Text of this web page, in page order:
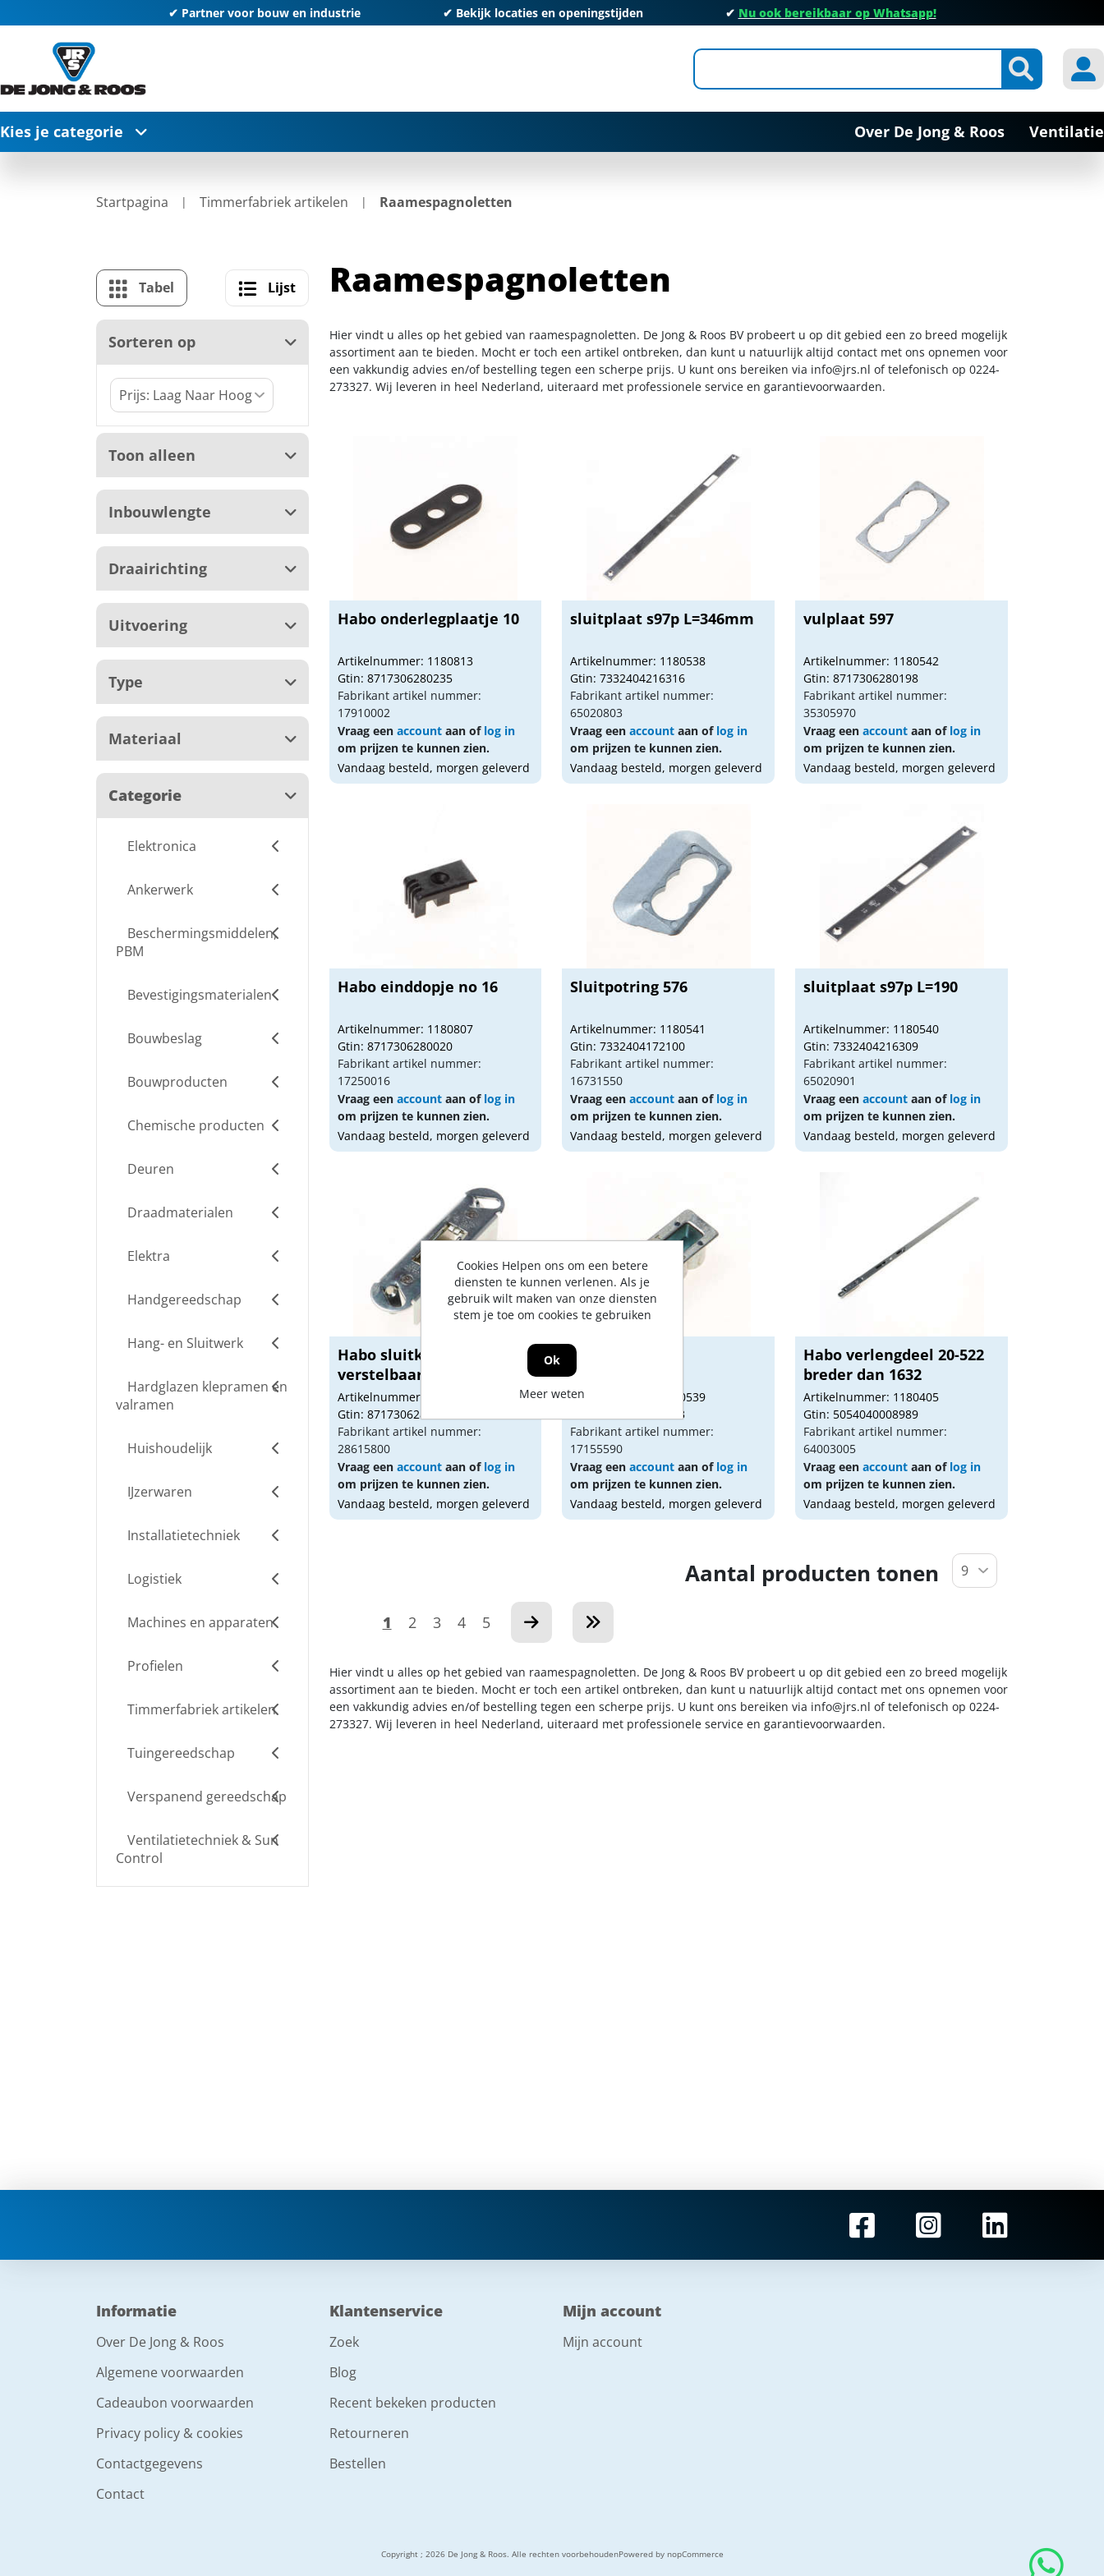
✔ Partner voor bouw en industrie ✔ Bekijk locaties en openingstijden ✔ Nu ook bereikbaar op Whatsapp!
Kies je categorie Over De Jong & Roos Ventilatie
Startpagina Timmerfabriek artikelen Raamespagnoletten
Tabel Lijst
Sorteren op
Toon alleen
Inbouwlengte
Draairichting
Uitvoering
Type
Materiaal
Categorie
Elektronica
Ankerwerk
Beschermingsmiddelen,
PBM
Bevestigingsmaterialen
Bouwbeslag
Bouwproducten
Chemische producten
Deuren
Draadmaterialen
Elektra
Handgereedschap
Hang- en Sluitwerk
Hardglazen klepramen en
valramen
Huishoudelijk
IJzerwaren
Installatietechniek
Logistiek
Machines en apparaten
Profielen
Timmerfabriek artikelen
Tuingereedschap
Verspanend gereedschap
Ventilatietechniek & Sun
Control
Raamespagnoletten
Hier vindt u alles op het gebied van raamespagnoletten. De Jong & Roos BV probeert u op dit gebied een zo breed mogelijk
assortiment aan te bieden. Mocht er toch een artikel ontbreken, dan kunt u natuurlijk altijd contact met ons opnemen voor
een vakkundig advies en/of bestelling tegen een scherpe prijs. U kunt ons bereiken via info@jrs.nl of telefonisch op 0224-
273327. Wij leveren in heel Nederland, uiteraard met professionele service en garantievoorwaarden.
Habo onderlegplaatje 10
Artikelnummer: 1180813
Gtin: 8717306280235
Fabrikant artikel nummer:
17910002
Vraag een accountaan of log in
om prijzen te kunnen zien.
Vandaag besteld, morgen geleverd
sluitplaat s97p L=346mm
Artikelnummer: 1180538
Gtin: 7332404216316
Fabrikant artikel nummer:
65020803
Vraag eenaccount aan of log in
om prijzen te kunnen zien.
Vandaag besteld, morgen geleverd
vulplaat 597
Artikelnummer: 1180542
Gtin: 8717306280198
Fabrikant artikel nummer:
35305970
Vraag eenaccount aan of log in
om prijzen te kunnen zien.
Vandaag besteld, morgen geleverd
Habo einddopje no 16
Artikelnummer: 1180807
Gtin: 8717306280020
Fabrikant artikel nummer:
17250016
Vraag een accountaan of log in
om prijzen te kunnen zien.
Vandaag besteld, morgen geleverd
Sluitpotring 576
Artikelnummer: 1180541
Gtin: 7332404172100
Fabrikant artikel nummer:
16731550
Vraag eenaccount aan of log in
om prijzen te kunnen zien.
Vandaag besteld, morgen geleverd
sluitplaat s97p L=190
Artikelnummer: 1180540
Gtin: 7332404216309
Fabrikant artikel nummer:
65020901
Vraag eenaccount aan of log in
om prijzen te kunnen zien.
Vandaag besteld, morgen geleverd
Habo sluitkom s580
verstelbaar
Artikelnummer: 1180806
Gtin: 8717306280204
Fabrikant artikel nummer:
28615800
Vraag een accountaan of log in
om prijzen te kunnen zien.
Vandaag besteld, morgen geleverd
sluitpot 559
Artikelnummer: 1180539
Gtin: 7332404172063
Fabrikant artikel nummer:
17155590
Vraag eenaccount aan of log in
om prijzen te kunnen zien.
Vandaag besteld, morgen geleverd
Habo verlengdeel 20-522
breder dan 1632
Artikelnummer: 1180405
Gtin: 5054040008989
Fabrikant artikel nummer:
64003005
Vraag eenaccount aan of log in
om prijzen te kunnen zien.
Vandaag besteld, morgen geleverd
1 2 3 4 5
Aantal producten tonen
Hier vindt u alles op het gebied van raamespagnoletten. De Jong & Roos BV probeert u op dit gebied een zo breed mogelijk
assortiment aan te bieden. Mocht er toch een artikel ontbreken, dan kunt u natuurlijk altijd contact met ons opnemen voor
een vakkundig advies en/of bestelling tegen een scherpe prijs. U kunt ons bereiken via info@jrs.nl of telefonisch op 0224-
273327. Wij leveren in heel Nederland, uiteraard met professionele service en garantievoorwaarden.
Informatie
Over De Jong & Roos
Algemene voorwaarden
Cadeaubon voorwaarden
Privacy policy & cookies
Contactgegevens
Contact
Klantenservice
Zoek
Blog
Recent bekeken producten
Retourneren
Bestellen
Mijn account
Mijn account
Copyright ; 2026 De Jong & Roos. Alle rechten voorbehoudenPowered by nopCommerce
Cookies Helpen ons om een betere
diensten te kunnen verlenen. Als je
gebruik wilt maken van onze diensten
stem je toe om cookies te gebruiken
Ok
Meer weten